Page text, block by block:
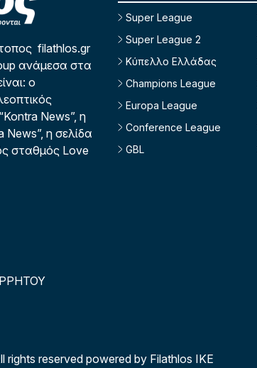
filathlos.gr
ανάμεσα στα
ο
News”, η
News”, η σελίδα
σταθμός Love
Super League
Super League 2
Κύπελλο Ελλάδας
Champions League
Europa League
Conference League
GBL
rights reserved powered by Filathlos ΙΚΕ